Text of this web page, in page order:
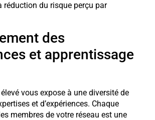
réduction du risque perçu par
des
et apprentissage
vous expose à une diversité de
et d’expériences. Chaque
membres de votre réseau est une